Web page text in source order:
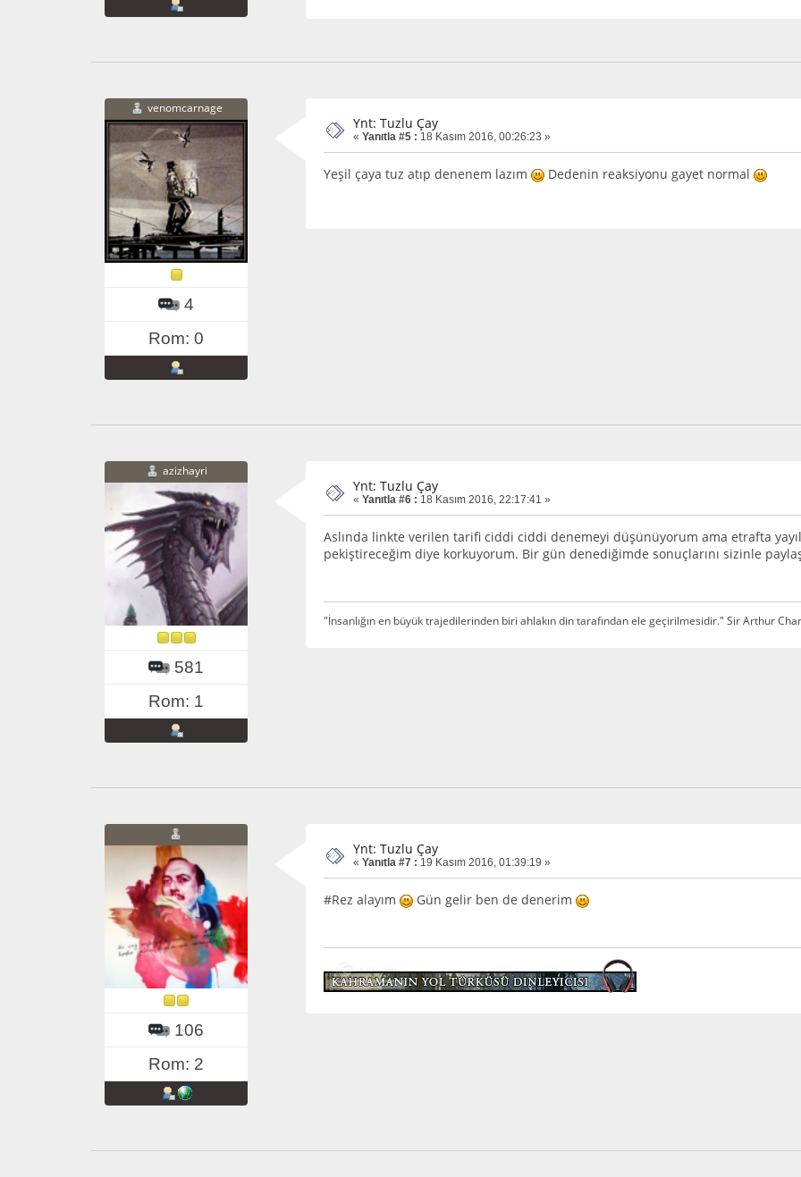
venomcarnage
4
Rom: 0
Ynt: Tuzlu Çay
« Yanıtla #5 : 18 Kasım 2016, 00:26:23 »
Yeşil çaya tuz atıp denenem lazım Dedenin reaksiyonu gayet normal
azizhayri
581
Rom: 1
Ynt: Tuzlu Çay
« Yanıtla #6 : 18 Kasım 2016, 22:17:41 »
Aslında linkte verilen tarifi ciddi ciddi denemeyi düşünüyorum ama etrafta
pekiştireceğim diye korkuyorum. Bir gün denediğimde sonuçlarını sizinle
"İnsanlığın en büyük trajedilerinden biri ahlakın din tarafından ele geçirilmesidir." Sir Arthur
106
Rom: 2
Ynt: Tuzlu Çay
« Yanıtla #7 : 19 Kasım 2016, 01:39:19 »
#Rez alayım Gün gelir ben de denerim